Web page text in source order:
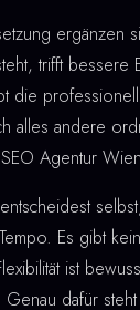
ergänzen
trifft bessere
die
alles andere
Agentur
Es gibt
ist
Genau dafür